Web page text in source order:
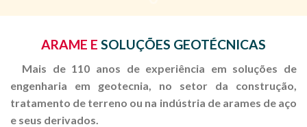
ARAME E SOLUÇÕES GEOTÉCNICAS
Mais de 110 anos de experiência em soluções de
engenharia em geotecnia, no setor da construção,
tratamento de terreno ou na indústria de arames de aço
e seus derivados.